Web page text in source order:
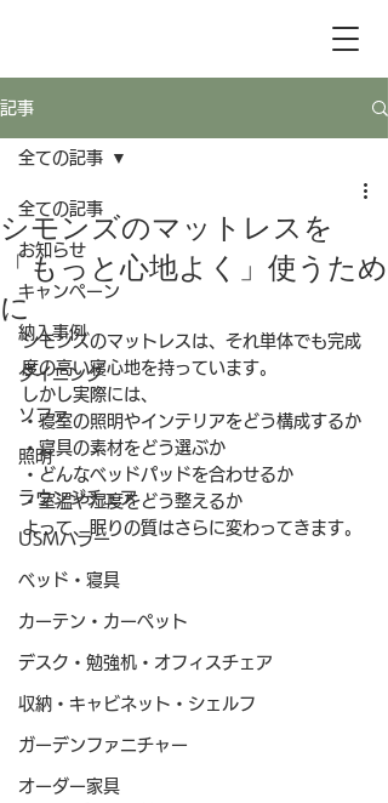
記事
全ての記事
お知らせ
キャンペーン
納入事例
ダイニング
ソファ
照明
ラウンジチェア
USMハラー
ベッド・寝具
カーテン・カーペット
デスク・勉強机・オフィスチェア
収納・キャビネット・シェルフ
ガーデンファニチャー
オーダー家具
全ての記事
シモンズのマットレスを
「もっと心地よく」使うため
に
シモンズのマットレスは、それ単体でも完成
度の高い寝心地を持っています。
しかし実際には、
・寝室の照明やインテリアをどう構成するか
・寝具の素材をどう選ぶか
・どんなベッドパッドを合わせるか
・室温や湿度をどう整えるか
よって、眠りの質はさらに変わってきます。